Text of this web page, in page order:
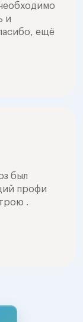
и
ещё
был
профи
.